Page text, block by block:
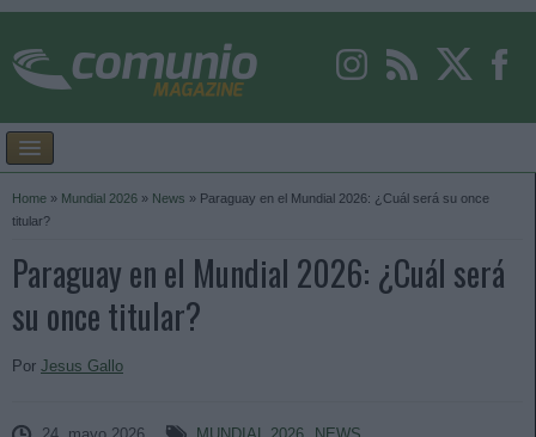
Home » Mundial 2026 » News » Paraguay en el Mundial 2026: ¿Cuál será su once
titular?
Paraguay en el Mundial 2026: ¿Cuál será
su once titular?
Por Jesus Gallo